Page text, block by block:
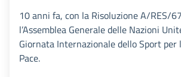
10 anni fa, con la Risoluzione A/RES/
l’Assemblea Generale delle Nazioni
Giornata Internazionale dello Sport per
Pace.